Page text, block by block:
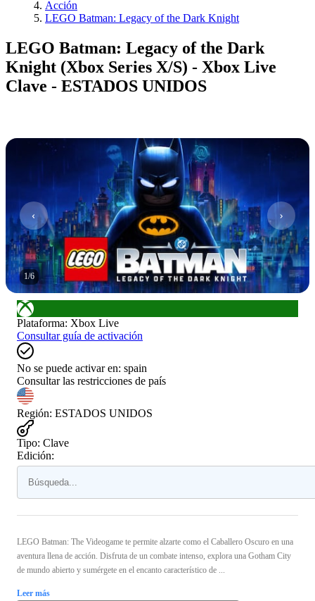
Acción
LEGO Batman: Legacy of the Dark Knight
LEGO Batman: Legacy of the Dark
Knight (Xbox Series X/S) - Xbox Live
Clave - ESTADOS UNIDOS
1/6
Plataforma: Xbox Live
Consultar guía de activación
No se puede activar en: spain
Consultar las restricciones de país
Región: ESTADOS UNIDOS
Tipo: Clave
Edición:
LEGO Batman: The Videogame te permite alzarte como el Caballero Oscuro en una
aventura llena de acción. Disfruta de un combate intenso, explora una Gotham City
de mundo abierto y sumérgete en el encanto característico de ...
Leer más